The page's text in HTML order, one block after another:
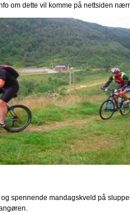
om dette vil komme på nettsiden
spennende mandagskveld på